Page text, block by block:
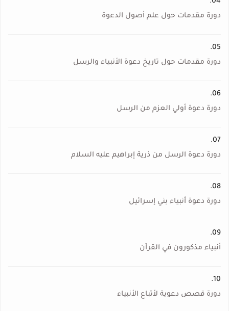
دورة مقدمات حول علم أصول الدعوة
05.
دورة مقدمات حول تاريخ دعوة الأنبياء والرسل
06.
دورة دعوة أولي العزم من الرسل
07.
دورة دعوة الرسل من ذرية إبراهيم عليه السلام
08.
دورة دعوة أنبياء بني إسرائيل
09.
أنبياء مذكورون في القرآن
10.
دورة قصص دعوية لأتباع الأنبياء